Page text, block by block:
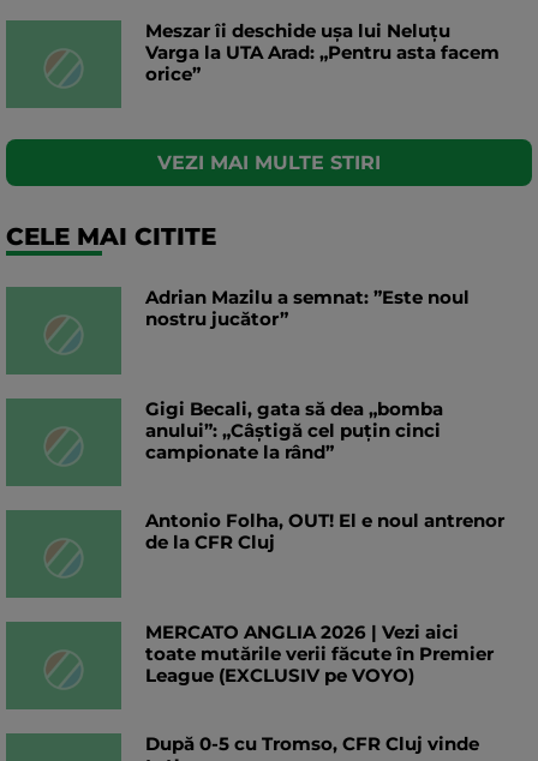
Meszar îi deschide ușa lui Neluțu
Varga la UTA Arad: „Pentru asta facem
orice”
VEZI MAI MULTE STIRI
CELE MAI CITITE
Adrian Mazilu a semnat: ”Este noul
nostru jucător”
Gigi Becali, gata să dea „bomba
anului”: „Câștigă cel puțin cinci
campionate la rând”
Antonio Folha, OUT! El e noul antrenor
de la CFR Cluj
MERCATO ANGLIA 2026 | Vezi aici
toate mutările verii făcute în Premier
League (EXCLUSIV pe VOYO)
După 0-5 cu Tromso, CFR Cluj vinde